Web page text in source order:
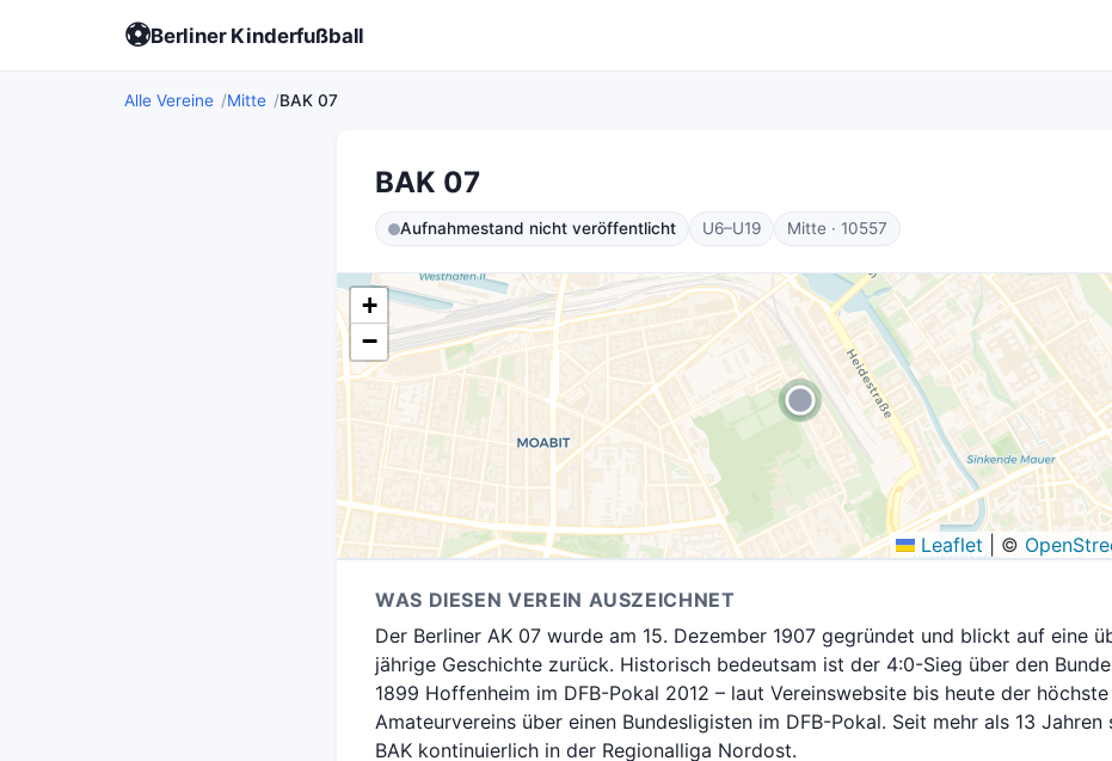
⚽Berliner Kinderfußball
Alle Vereine Mitte BAK 07
BAK 07
Aufnahmestand nicht veröffentlicht U6–U19 Mitte · 10557
+
−
Leaflet ©
WAS DIESEN VEREIN AUSZEICHNET
Der Berliner AK 07 wurde am 15. Dezember 1907 gegründet und blickt auf eine
jährige Geschichte zurück. Historisch bedeutsam ist der 4:0-Sieg über den
1899 Hoffenheim im DFB-Pokal 2012 – laut Vereinswebsite bis heute der
Amateurvereins über einen Bundesligisten im DFB-Pokal. Seit mehr als 13 Jahren
BAK kontinuierlich in der Regionalliga Nordost.